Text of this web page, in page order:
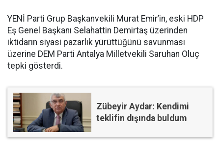
YENİ Parti Grup Başkanvekili Murat Emir’in, eski HDP
Eş Genel Başkanı Selahattin Demirtaş üzerinden
iktidarın siyasi pazarlık yürüttüğünü savunması
üzerine DEM Parti Antalya Milletvekili Saruhan Oluç
tepki gösterdi.
Zübeyir Aydar: Kendimi
teklifin dışında buldum